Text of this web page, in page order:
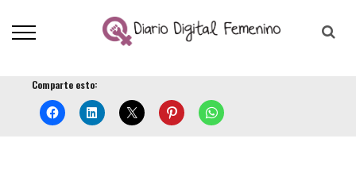
Comparte esto: